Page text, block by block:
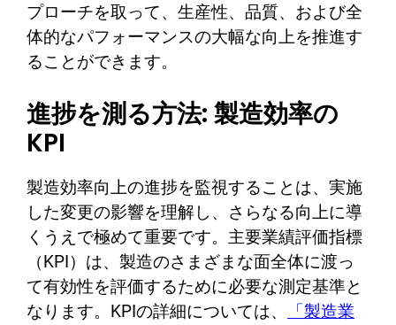
プローチを取って、生産性、品質、および全
体的なパフォーマンスの大幅な向上を推進す
ることができます。
進捗を測る方法: 製造効率の
KPI
製造効率向上の進捗を監視することは、実施
した変更の影響を理解し、さらなる向上に導
くうえで極めて重要です。主要業績評価指標
（KPI）は、製造のさまざまな面全体に渡っ
て有効性を評価するために必要な測定基準と
なります。KPIの詳細については、
「製造業